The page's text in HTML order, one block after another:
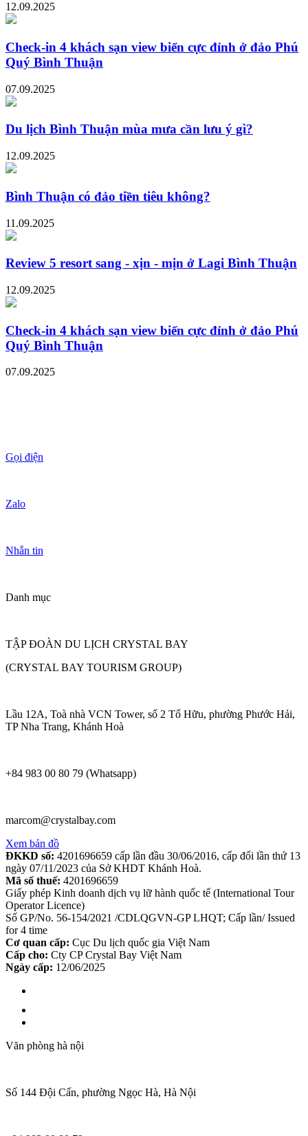
12.09.2025
Check-in 4 khách sạn view biển cực đỉnh ở đảo Phú
Quý Bình Thuận
07.09.2025
Du lịch Bình Thuận mùa mưa cần lưu ý gì?
12.09.2025
Bình Thuận có đảo tiền tiêu không?
11.09.2025
Review 5 resort sang - xịn - mịn ở Lagi Bình Thuận
12.09.2025
Check-in 4 khách sạn view biển cực đỉnh ở đảo Phú
Quý Bình Thuận
07.09.2025
Gọi điện
Zalo
Nhắn tin
Danh mục
TẬP ĐOÀN DU LỊCH CRYSTAL BAY
(CRYSTAL BAY TOURISM GROUP)
Lầu 12A, Toà nhà VCN Tower, số 2 Tố Hữu, phường Phước Hải,
TP Nha Trang, Khánh Hoà
+84 983 00 80 79 (Whatsapp)
marcom@crystalbay.com
Xem bản đồ
ĐKKD số: 4201696659 cấp lần đầu 30/06/2016, cấp đổi lần thứ 13
ngày 07/11/2023 của Sở KHDT Khánh Hoà.
Mã số thuế: 4201696659
Giấy phép Kinh doanh dịch vụ lữ hành quốc tế (International Tour
Operator Licence)
Số GP/No. 56-154/2021 /CDLQGVN-GP LHQT; Cấp lần/ Issued
for 4 time
Cơ quan cấp: Cục Du lịch quốc gia Việt Nam
Cấp cho: Cty CP Crystal Bay Việt Nam
Ngày cấp: 12/06/2025
Văn phòng hà nội
Số 144 Đội Cấn, phường Ngọc Hà, Hà Nội